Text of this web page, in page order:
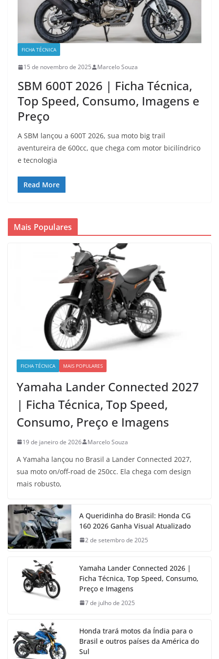
FICHA TÉCNICA
15 de novembro de 2025 Marcelo Souza
SBM 600T 2026 | Ficha Técnica,
Top Speed, Consumo, Imagens e
Preço
A SBM lançou a 600T 2026, sua moto big trail
aventureira de 600cc, que chega com motor bicilíndrico
e tecnologia
Read More
Mais Populares
FICHA TÉCNICA MAIS POPULARES
Yamaha Lander Connected 2027
| Ficha Técnica, Top Speed,
Consumo, Preço e Imagens
19 de janeiro de 2026 Marcelo Souza
A Yamaha lançou no Brasil a Lander Connected 2027,
sua moto on/off-road de 250cc. Ela chega com design
mais robusto,
A Queridinha do Brasil: Honda CG
160 2026 Ganha Visual Atualizado
2 de setembro de 2025
Yamaha Lander Connected 2026 |
Ficha Técnica, Top Speed, Consumo,
Preço e Imagens
7 de julho de 2025
Honda trará motos da Índia para o
Brasil e outros países da América do
Sul